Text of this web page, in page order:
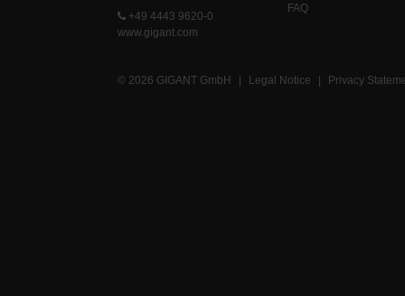
+49 4443 9620-0
www.gigant.com
FAQ
© 2026 GIGANT GmbH | Legal Notice | Privacy